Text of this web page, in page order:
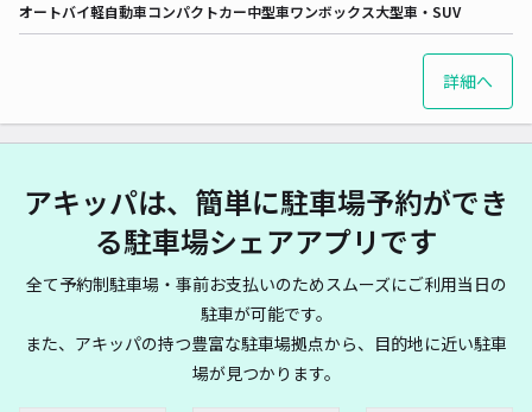
オートバイ軽自動車コンパクトカー中型車ワンボックス大型車・SUV
詳細へ
アキッパは、簡単に駐車場予約ができ
る駐車場シェアアプリです
全て予約制駐車場・事前お支払いのためスムーズにご利用当日の
駐車が可能です。
また、アキッパの持つ豊富な駐車場拠点から、目的地に近い駐車
場が見つかります。